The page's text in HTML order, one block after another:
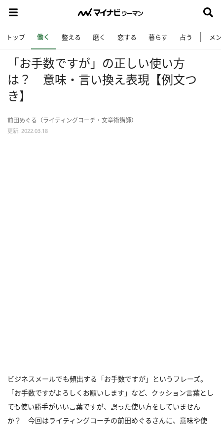
トップ 働く 整える 磨く 恋する 暮らす 占う メ
「お手数ですが」の正しい使い方
は？ 意味・言い換え表現【例文つ
き】
前田めぐる（ライティングコーチ・文章術講師）
更新: 2022.03.18
ビジネスメールでも頻出する「お手数ですが」というフレーズ。
「お手数ですがよろしくお願いします」など、クッション言葉とし
ても使い勝手がいい言葉ですが、誤った使い方をしていません
か？ 今回はライティングコーチの前田めぐるさんに、意味や使